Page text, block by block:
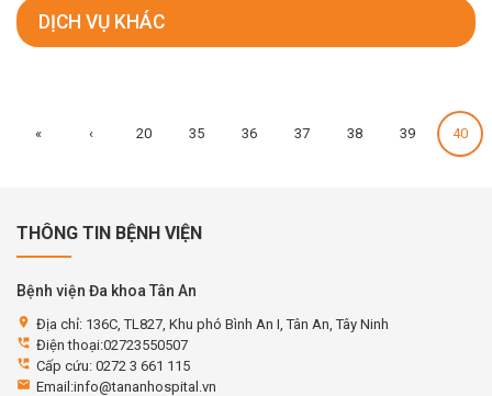
DỊCH VỤ KHÁC
« ‹ 20 35 36 37 38 39 40
THÔNG TIN BỆNH VIỆN
Bệnh viện Đa khoa Tân An
location_on Địa chỉ: 136C, TL827, Khu phó Bình An I, Tân An, Tây Ninh
perm_phone_msg Điện thoại:02723550507
perm_phone_msg Cấp cứu: 0272 3 661 115
email Email:info@tananhospital.vn